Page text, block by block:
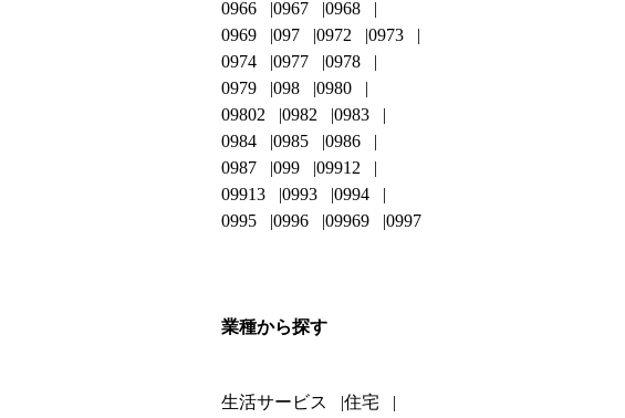
0966
0967
0968
0969
097 0972
0973
0974
0977
0978
0979
098
0980
09802
0982
0983
0984
0985
0986
0987
099
09912
09913
0993
0994
0995
0996 09969 0997
業種から探す
生活サービス 住宅